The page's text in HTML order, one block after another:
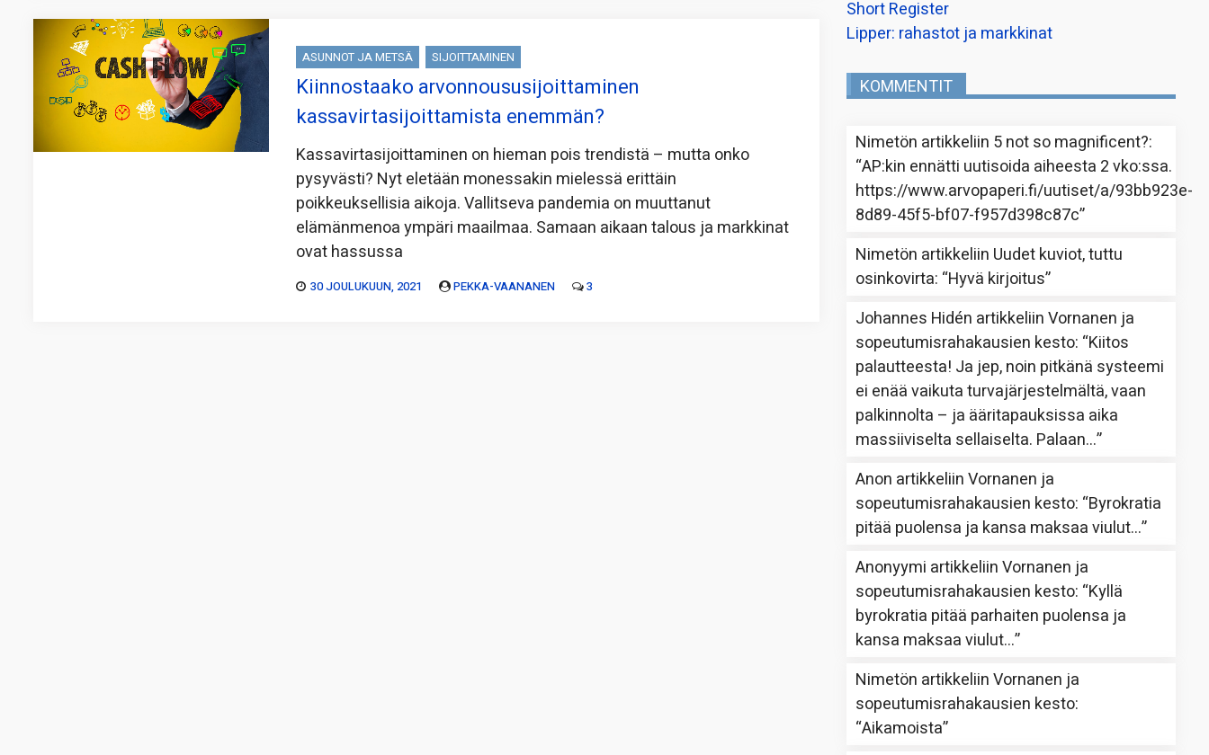
ASUNNOT JA METSÄ SIJOITTAMINEN
Kiinnostaako arvonnoususijoittaminen
kassavirtasijoittamista enemmän?
Kassavirtasijoittaminen on hieman pois trendistä – mutta onko
pysyvästi? Nyt eletään monessakin mielessä erittäin
poikkeuksellisia aikoja. Vallitseva pandemia on muuttanut
elämänmenoa ympäri maailmaa. Samaan aikaan talous ja markkinat
ovat hassussa
30 JOULUKUUN, 2021 PEKKA-VAANANEN 3
Short Register
Lipper: rahastot ja markkinat
KOMMENTIT
Nimetön artikkeliin 5 not so magnificent?:
“AP:kin ennätti uutisoida aiheesta 2 vko:ssa.
https://www.arvopaperi.fi/uutiset/a/93bb923e-
8d89-45f5-bf07-f957d398c87c”
Nimetön artikkeliin Uudet kuviot, tuttu
osinkovirta: “Hyvä kirjoitus”
Johannes Hidén artikkeliinVornanen ja
sopeutumisrahakausien kesto: “Kiitos
palautteesta! Ja jep, noin pitkänä systeemi
ei enää vaikuta turvajärjestelmältä, vaan
palkinnolta – ja ääritapauksissa aika
massiiviselta sellaiselta. Palaan…”
Anon artikkeliinVornanen ja
sopeutumisrahakausien kesto: “Byrokratia
pitää puolensa ja kansa maksaa viulut…”
Anonyymi artikkeliinVornanen ja
sopeutumisrahakausien kesto: “Kyllä
byrokratia pitää parhaiten puolensa ja
kansa maksaa viulut…”
Nimetön artikkeliinVornanen ja
sopeutumisrahakausien kesto:
“Aikamoista”